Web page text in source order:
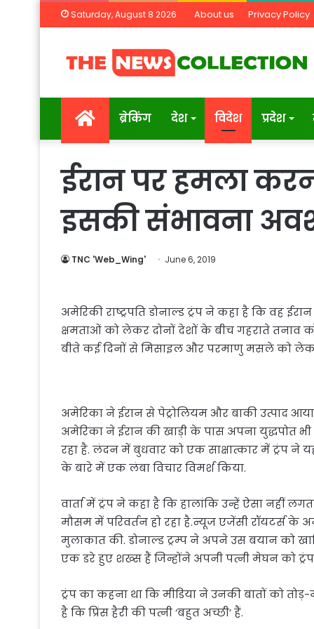
Saturday, August 8 2026 About us Privacy Policy
Homeब्रेकिंग देश विदेश प्रदेश
ईरान पर हमला
इसकी संभावना
TNC 'Web_Wing' June 6, 2019
अमेरिकी राष्ट्रपति डोनाल्ड ट्रंप ने कहा है कि वह
क्षमताओं को लेकर दोनों देशों के बीच गहराते तनाव
बीते कई दिनों से मिसाइल और परमाणु मसले को
अमेरिका ने ईरान से पेट्रोलियम और बाकी उत्पाद
अमेरिका ने ईरान की खाड़ी के पास अपना युद्धपोत भी
रहा है. लंदन में बुधवार को एक साक्षात्कार में ट्रंप ने
के बारे में एक लंबा विचार विमर्श किया.
वार्ता में ट्रंप ने कहा है कि हालांकि उन्हें ऐसा नहीं
मौसम में परिवर्तन हो रहा है.न्यूज एजेंसी रॉयटर्स के
मुलाकात की. डोनाल्ड ट्रम्प ने अपने उस बयान को
एक डरे हुए शख्स हैं जिन्होंने अपनी पत्नी मेघन को
ट्रंप का कहना था कि मीडिया ने उनकी बातों को
है कि प्रिंस हैरी की पत्नी ‘बहुत अच्छी’ हैं.